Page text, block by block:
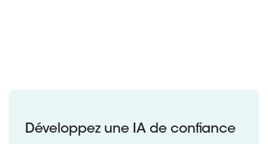
Développez une IA de confiance